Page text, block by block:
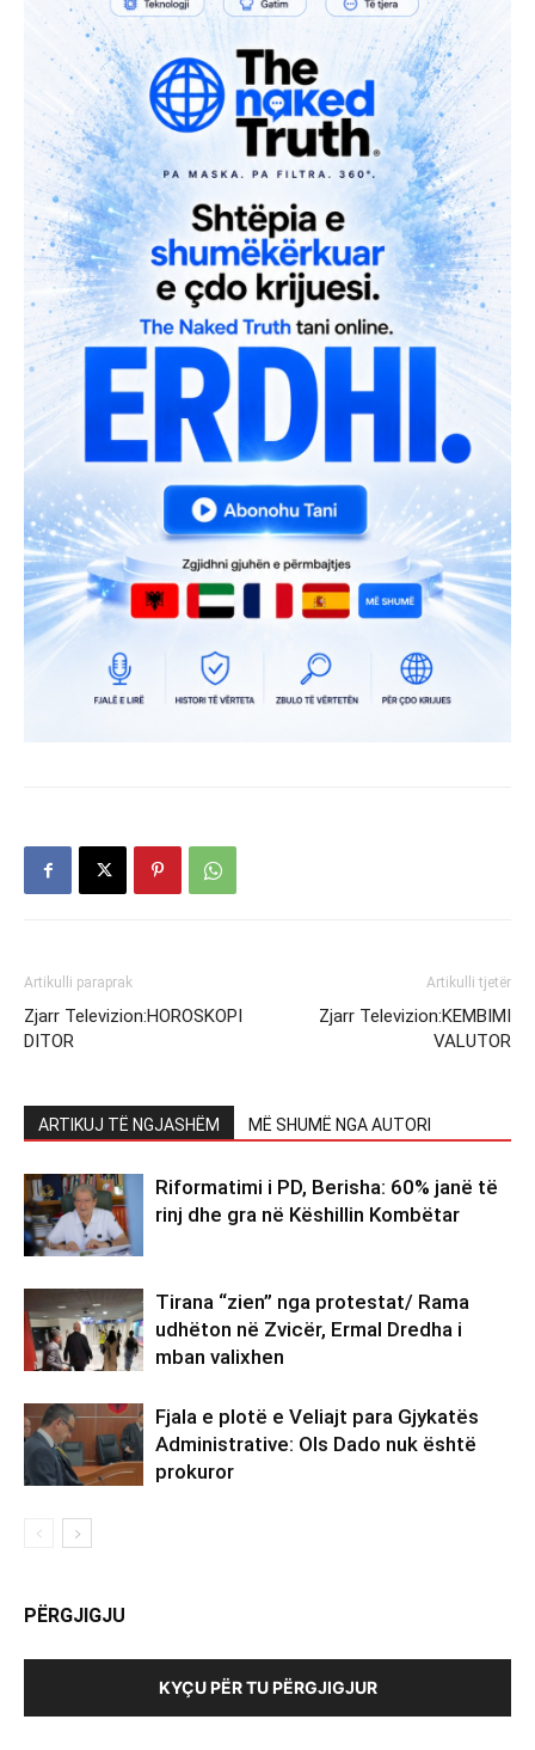
Artikulli paraprak
Zjarr Televizion:HOROSKOPI
DITOR
Artikulli tjetër
Zjarr Televizion:KEMBIMI
VALUTOR
ARTIKUJ TË NGJASHËM MË SHUMË NGA AUTORI
Riformatimi i PD, Berisha: 60% janë të
rinj dhe gra në Këshillin Kombëtar
Tirana “zien” nga protestat/ Rama
udhëton në Zvicër, Ermal Dredha i
mban valixhen
Fjala e plotë e Veliajt para Gjykatës
Administrative: Ols Dado nuk është
prokuror
PËRGJIGJU
KYÇU PËR TU PËRGJIGJUR